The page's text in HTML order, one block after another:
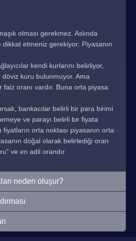
olması gerekmez. Aslında
dikkat etmeniz gerekiyor: Piyasanın
kendi kurlarını belirliyor,
döviz kuru bulunmuyor. Ama
oranı vardır. Buna orta piyasa
bankacılar belirli bir para birimi
ve parayı belirli bir fiyata
fiyatların orta noktası piyasanın orta
doğal olarak belirlediği oran
ve en adil orandır.
neden oluşur?